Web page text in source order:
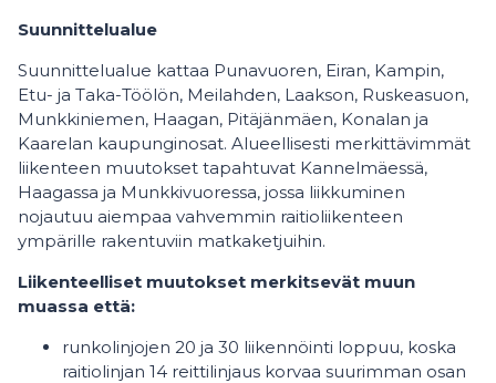
Suunnittelualue
Suunnittelualue kattaa Punavuoren, Eiran, Kampin,
Etu- ja Taka-Töölön, Meilahden, Laakson, Ruskeasuon,
Munkkiniemen, Haagan, Pitäjänmäen, Konalan ja
Kaarelan kaupunginosat. Alueellisesti merkittävimmät
liikenteen muutokset tapahtuvat Kannelmäessä,
Haagassa ja Munkkivuoressa, jossa liikkuminen
nojautuu aiempaa vahvemmin raitioliikenteen
ympärille rakentuviin matkaketjuihin.
Liikenteelliset muutokset merkitsevät muun
muassa että:
runkolinjojen 20 ja 30 liikennöinti loppuu, koska
raitiolinjan 14 reittilinjaus korvaa suurimman osan